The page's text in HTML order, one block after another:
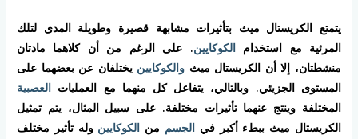
يتمتع الكريستال ميث بتأثيرات مشابهة قصيرة وطويلة المدى لتلك
المرئية مع استخدامالكوكايين. على الرغم من أن كلاهما مادتان
منشطتان، إلا أن الكريستال ميث والكوكايين يختلفان عن بعضهما على
المستوى الجزيئي. وبالتالي، يتفاعل كل منهما مع العمليات العصبية
المختلفة وينتج عنهما تأثيرات مختلفة. على سبيل المثال، يتم تمثيل
الكريستال ميث ببطء أكبر في الجسم من الكوكايين وله تأثير مختلف